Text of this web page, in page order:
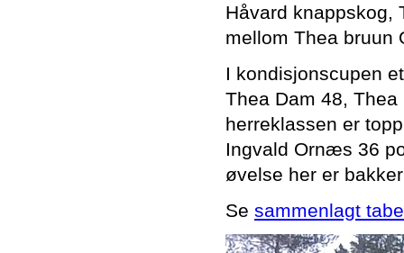
Håvard knappskog,
mellom Thea bruun
I kondisjonscupen
Thea Dam 48,
herreklassen er
Ingvald Ornæs 36
øvelse her er
Se sammenlagt